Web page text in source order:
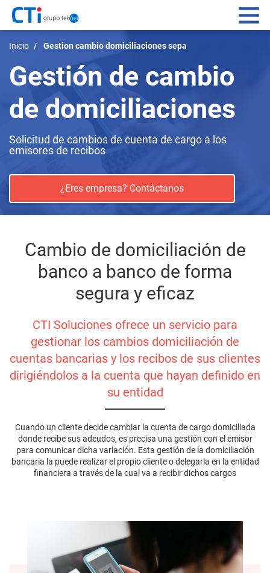
al
principal
Navegación principal
Sistemas de pagos
Servicios IT
Data management
Contacto
Blog
Acceso Usuarios
Gestión de cambio
de domiciliaciones
Solicitud de cambios de cuenta de cargo a los
emisores de recibos
¿Eres empresa? Contáctanos
Inicio Gestion cambio domiciliaciones sepa
Cambio de domiciliación de
banco a banco de forma
segura y eficaz
CTI Soluciones ofrece un servicio para
gestionar los cambios domiciliación de
cuentas bancarias y los recibos de sus clientes
dirigiéndolos a la cuenta que hayan definido en
su entidad
Cuando un cliente decide cambiar la cuenta de cargo domiciliada
donde recibe sus adeudos, es precisa una gestión con el emisor
para comunicar dicha variación. Esta gestión de la domiciliación
bancaria la puede realizar el propio cliente o delegarla en la entidad
financiera a través de la cual va a recibir dichos cargos